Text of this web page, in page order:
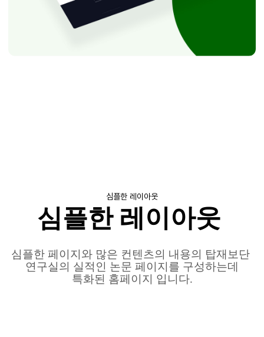
심플한 레이아웃
심플한 레이아웃
심플한 페이지와 많은 컨텐츠의 내용의 탑재보단
연구실의 실적인 논문 페이지를 구성하는데
특화된 홈페이지 입니다.